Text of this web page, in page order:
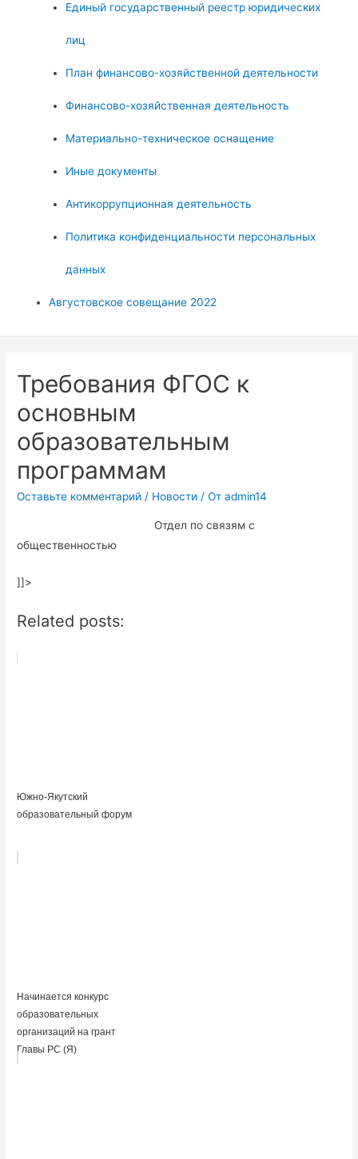
Единый государственный реестр юридических
лиц
План финансово-хозяйственной деятельности
Финансово-хозяйственная деятельность
Материально-техническое оснащение
Иные документы
Антикоррупционная деятельность
Политика конфиденциальности персональных
данных
Августовское совещание 2022
Требования ФГОС к
основным
образовательным
программам
Оставьте комментарий / Новости / От admin14
Отдел по связям с
общественностью
]]>
Related posts:
Южно-Якутский
образовательный форум
Начинается конкурс
образовательных
организаций на грант
Главы РС (Я)